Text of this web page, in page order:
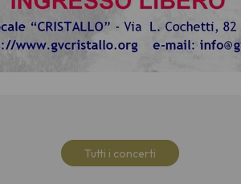
Tutti i concerti